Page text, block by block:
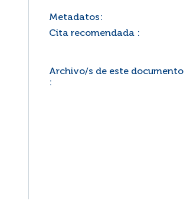
Metadatos:
Cita recomendada :
Archivo/s de este documento
: